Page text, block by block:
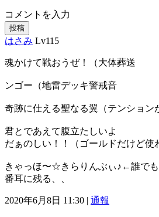
コメントを入力
投稿
はさみ Lv115
魂かけて戦おうぜ！（大体葬送
ンゴー（地雷デッキ警戒音
奇跡に仕える聖なる翼（テンション
君とであえて腹立たしいよ
だぁのしい！！（ゴールドだけど使
きゃっほ〜☆きらりんぶぃ♪←誰でも
番耳に残る、、
2020年6月8日 11:30 | 通報